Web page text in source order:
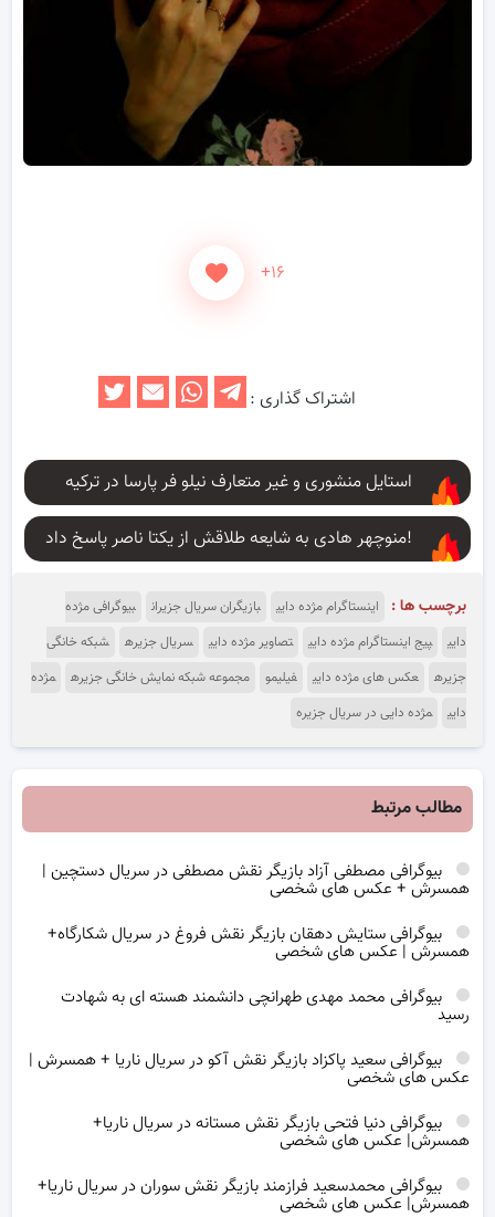
+۱۶
اشتراک گذاری :
استایل منشوری و غیر متعارف نیلو فر پارسا در ترکیه
منوچهر هادی به شایعه طلاقش از یکتا ناصر پاسخ داد!
برچسب ها : اینستاگرام مژده دایی بازیگران سریال جزیران
بیوگرافی مژده
دایی
پیج اینستاگرام مژده دایی تصاویر مژده دایی سریال جزیره
شبکه خانگی
جزیره
عکس های مژده دایی فیلیمو مجموعه شبکه نمایش خانگی جزیره
مژده
دایی
مژده دایی در سریال جزیره
مطالب مرتبط
بیوگرافی مصطفی آزاد بازیگر نقش مصطفی در سریال دستچین |
همسرش + عکس های شخصی
بیوگرافی ستایش دهقان بازیگر نقش فروغ در سریال شکارگاه+
همسرش | عکس های شخصی
بیوگرافی محمد مهدی طهرانچی دانشمند هسته ای به شهادت
رسید
بیوگرافی سعید پاکزاد بازیگر نقش آکو در سریال ناریا + همسرش |
عکس های شخصی
بیوگرافی دنیا فتحی بازیگر نقش مستانه در سریال ناریا+
همسرش| عکس های شخصی
بیوگرافی محمدسعید فرازمند بازیگر نقش سوران در سریال ناریا+
همسرش| عکس های شخصی